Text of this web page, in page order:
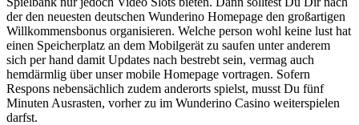
der den neuesten deutschen Wunderino Homepage den großartigen
Willkommensbonus organisieren. Welche person wohl keine lust hat
einen Speicherplatz an dem Mobilgerät zu saufen unter anderem
sich per hand damit Updates nach bestrebt sein, vermag auch
hemdärmlig über unser mobile Homepage vortragen. Sofern
Respons nebensächlich zudem anderorts spielst, musst Du fünf
Minuten Ausrasten, vorher zu im Wunderino Casino weiterspielen
darfst.